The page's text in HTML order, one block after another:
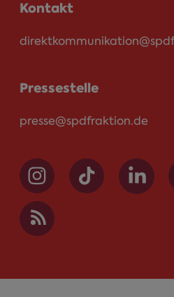
Kontakt
Pressestelle
presse@spdfraktion.de